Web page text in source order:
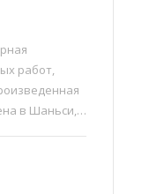
работ,
​​в Шаньси,